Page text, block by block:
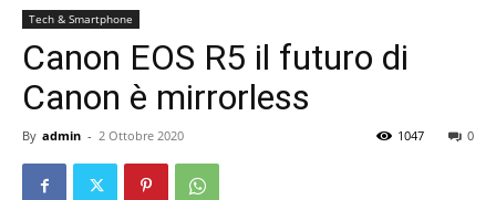
Tech & Smartphone
Canon EOS R5 il futuro di
Canon è mirrorless
By admin - 2 Ottobre 2020 0
1047